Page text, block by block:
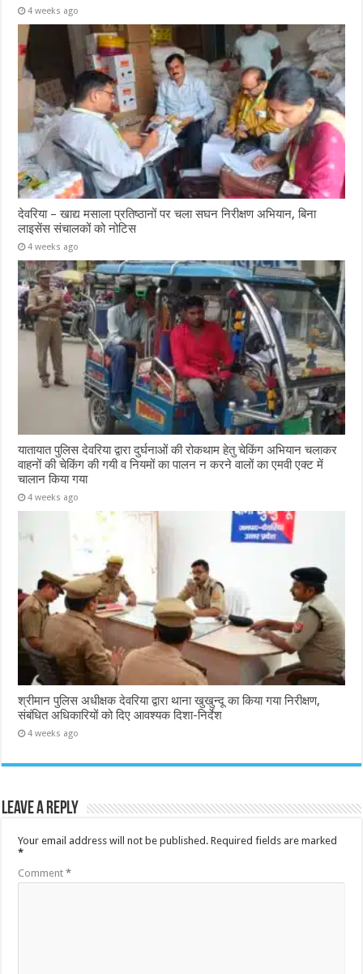
4 weeks ago
देवरिया – खाद्य मसाला प्रतिष्ठानों पर चला सघन निरीक्षण अभियान, बिना
लाइसेंस संचालकों को नोटिस
4 weeks ago
यातायात पुलिस देवरिया द्वारा दुर्घनाओं की रोकथाम हेतु चेकिंग अभियान चलाकर
वाहनों की चेकिंग की गयी व नियमों का पालन न करने वालों का एमवी एक्ट में
चालान किया गया
4 weeks ago
श्रीमान पुलिस अधीक्षक देवरिया द्वारा थाना खुखुन्दू का किया गया निरीक्षण,
संबंधित अधिकारियों को दिए आवश्यक दिशा-निर्देश
4 weeks ago
Leave a Reply
Your email address will not be published. Required fields are marked
*
Comment*